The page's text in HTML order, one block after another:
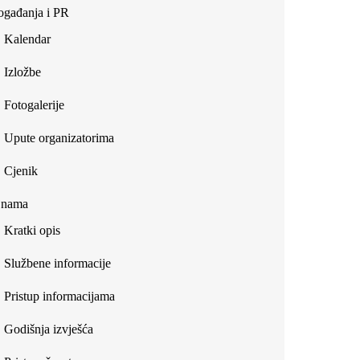
i PR
Kalendar
Izložbe
Fotogalerije
Upute organizatorima
Cjenik
Kratki opis
Službene informacije
Pristup informacijama
Godišnja izvješća